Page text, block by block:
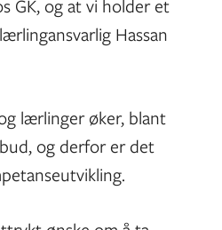
GK, og at vi holder et
Hassan
lærlinger øker, blant
og derfor er det